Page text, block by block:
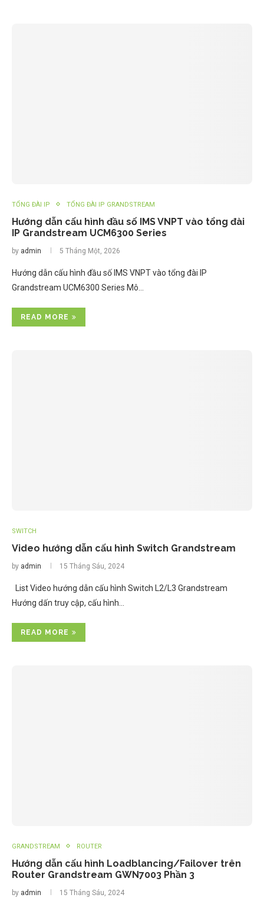
TỔNG ĐÀI IP TỔNG ĐÀI IP GRANDSTREAM
Hướng dẫn cấu hình đầu số IMS VNPT vào tổng đài
IP Grandstream UCM6300 Series
by admin 5 Tháng Một, 2026
Hướng dẫn cấu hình đầu số IMS VNPT vào tổng đài IP
Grandstream UCM6300 Series Mô…
READ MORE
SWITCH
Video hướng dẫn cấu hình Switch Grandstream
by admin 15 Tháng Sáu, 2024
List Video hướng dẫn cấu hình Switch L2/L3 Grandstream
Hướng dấn truy cập, cấu hình…
READ MORE
GRANDSTREAM ROUTER
Hướng dẫn cấu hình Loadblancing/Failover trên
Router Grandstream GWN7003 Phần 3
by admin 15 Tháng Sáu, 2024